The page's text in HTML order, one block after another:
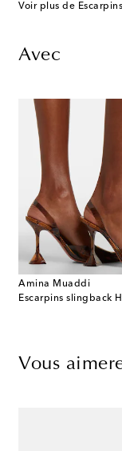
Voir plus de
Avec
Amina Muaddi
Vous